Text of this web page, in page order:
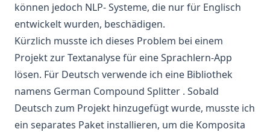
können jedoch NLP-Systeme, die nur für Englisch
entwickelt wurden, beschädigen.
Kürzlich musste ich dieses Problem bei einem
Projekt zur Textanalyse für eine Sprachlern-App
lösen. Für Deutsch verwende ich eine Bibliothek
namens German Compound Splitter . Sobald
Deutsch zum Projekt hinzugefügt wurde, musste ich
ein separates Paket installieren, um die Komposita